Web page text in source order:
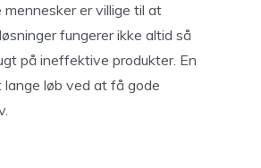
er villige til at
fungerer ikke altid så
på ineffektive produkter. En
lange løb ved at få gode